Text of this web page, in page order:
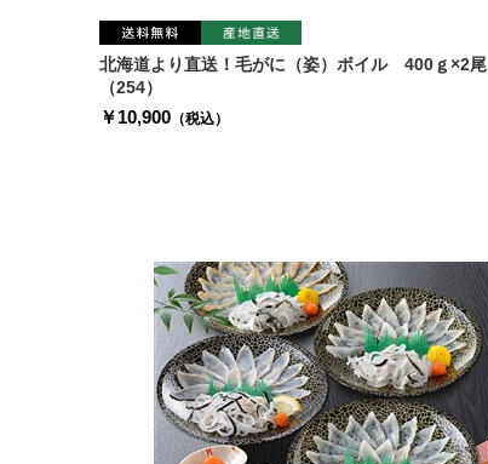
北海道より直送！毛がに（姿）ボイル 400ｇ×2尾
（254）
￥10,900 （税込）